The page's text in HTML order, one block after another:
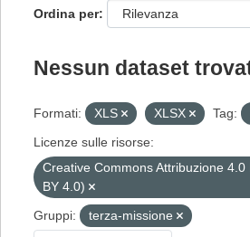
Ordina per
Nessun dataset
Formati: XLS XLSX Tag:
Licenze sulle risorse:
Creative Commons Attribuzione
BY 4.0)
Gruppi:
terza-missione